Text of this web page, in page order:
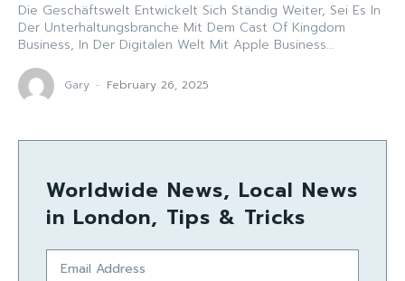
Die Geschäftswelt Entwickelt Sich Ständig Weiter, Sei Es In
Der Unterhaltungsbranche Mit Dem Cast Of Kingdom
Business, In Der Digitalen Welt Mit Apple Business...
Gary - February 26, 2025
Worldwide News, Local News
in London, Tips & Tricks